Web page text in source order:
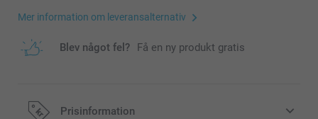
Mer information om leveransalternativ
Blev något fel? Få en ny produkt gratis
Prisinformation